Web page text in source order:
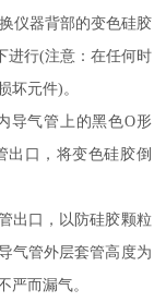
仪器背部的变色硅胶
进行(注意：在任何时
坏元件)。
气管上的黑色O形
出口，将变色硅胶倒
口，以防硅胶颗粒
气管外层套管高度为
严而漏气。